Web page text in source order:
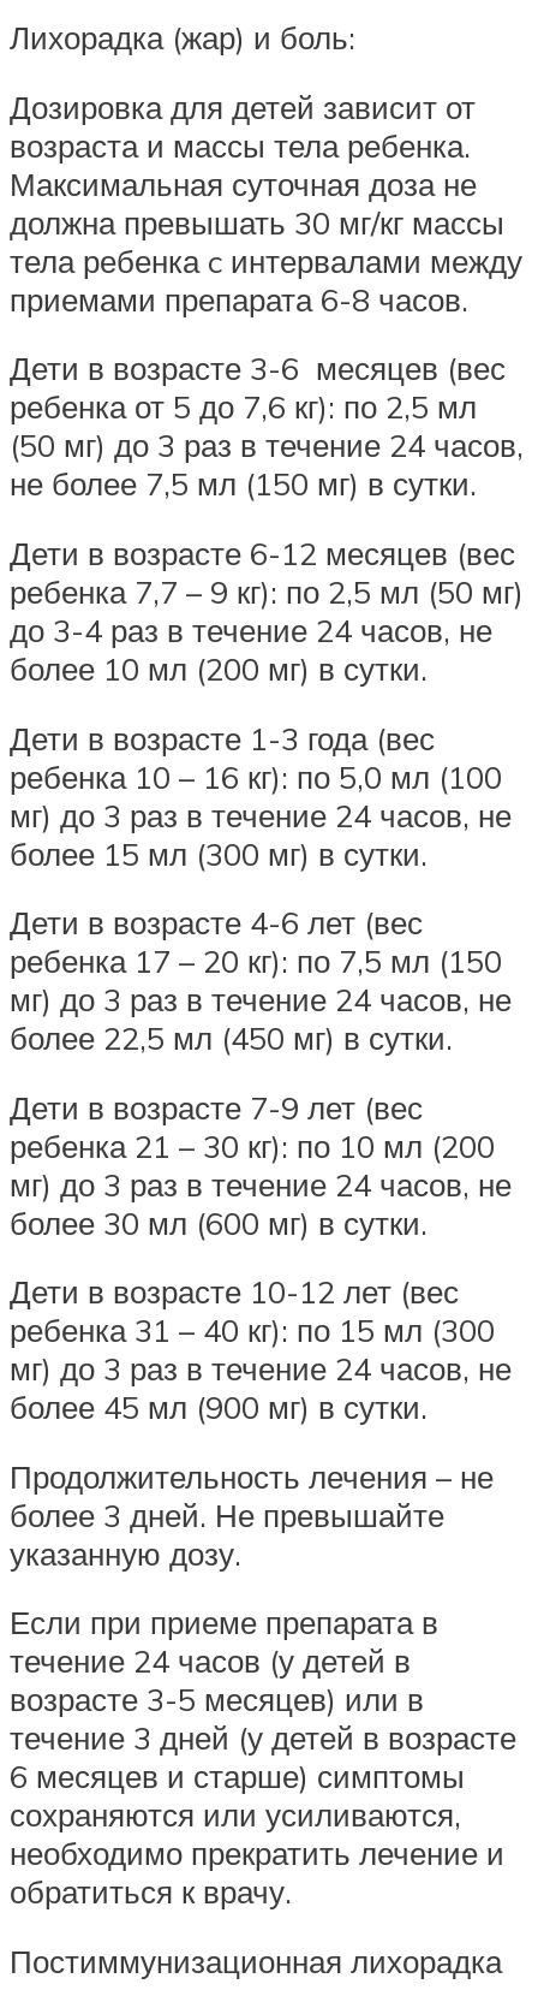
Лихорадка (жар) и боль:
Дозировка для детей зависит от
возраста и массы тела ребенка.
Максимальная суточная доза не
должна превышать 30 мг/кг массы
тела ребенка c интервалами между
приемами препарата 6-8 часов.
Дети в возрасте 3-6 месяцев (вес
ребенка от 5 до 7,6 кг): по 2,5 мл
(50 мг) до 3 раз в течение 24 часов,
не более 7,5 мл (150 мг) в сутки.
Дети в возрасте 6-12 месяцев (вес
ребенка 7,7 – 9 кг): по 2,5 мл (50 мг)
до 3-4 раз в течение 24 часов, не
более 10 мл (200 мг) в сутки.
Дети в возрасте 1-3 года (вес
ребенка 10 – 16 кг): по 5,0 мл (100
мг) до 3 раз в течение 24 часов, не
более 15 мл (300 мг) в сутки.
Дети в возрасте 4-6 лет (вес
ребенка 17 – 20 кг): по 7,5 мл (150
мг) до 3 раз в течение 24 часов, не
более 22,5 мл (450 мг) в сутки.
Дети в возрасте 7-9 лет (вес
ребенка 21 – 30 кг): по 10 мл (200
мг) до 3 раз в течение 24 часов, не
более 30 мл (600 мг) в сутки.
Дети в возрасте 10-12 лет (вес
ребенка 31 – 40 кг): по 15 мл (300
мг) до 3 раз в течение 24 часов, не
более 45 мл (900 мг) в сутки.
Продолжительность лечения – не
более 3 дней. Не превышайте
указанную дозу.
Если при приеме препарата в
течение 24 часов (у детей в
возрасте 3-5 месяцев) или в
течение 3 дней (у детей в возрасте
6 месяцев и старше) симптомы
сохраняются или усиливаются,
необходимо прекратить лечение и
обратиться к врачу.
Постиммунизационная лихорадка